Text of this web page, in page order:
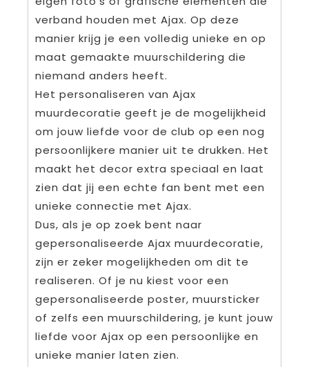
verband houden met Ajax. Op deze
manier krijg je een volledig unieke en op
maat gemaakte muurschildering die
niemand anders heeft.
Het personaliseren van Ajax
muurdecoratie geeft je de mogelijkheid
om jouw liefde voor de club op een nog
persoonlijkere manier uit te drukken. Het
maakt het decor extra speciaal en laat
zien dat jij een echte fan bent met een
unieke connectie met Ajax.
Dus, als je op zoek bent naar
gepersonaliseerde Ajax muurdecoratie,
zijn er zeker mogelijkheden om dit te
realiseren. Of je nu kiest voor een
gepersonaliseerde poster, muursticker
of zelfs een muurschildering, je kunt jouw
liefde voor Ajax op een persoonlijke en
unieke manier laten zien.